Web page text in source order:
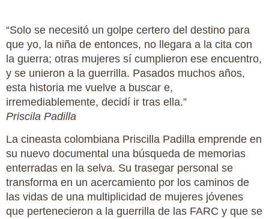
“Solo se necesitó un golpe certero del destino para
que yo, la niña de entonces, no llegara a la cita con
la guerra; otras mujeres sí cumplieron ese encuentro,
y se unieron a la guerrilla. Pasados muchos años,
esta historia me vuelve a buscar e,
irremediablemente, decidí ir tras ella.”
Priscila Padilla
La cineasta colombiana Priscilla Padilla emprende en
su nuevo documental una búsqueda de memorias
enterradas en la selva. Su trasegar personal se
transforma en un acercamiento por los caminos de
las vidas de una multiplicidad de mujeres jóvenes
que pertenecieron a la guerrilla de las FARC y que se